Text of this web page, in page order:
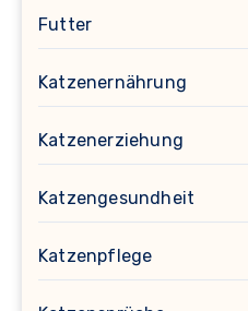
Futter
Katzenernährung
Katzenerziehung
Katzengesundheit
Katzenpflege